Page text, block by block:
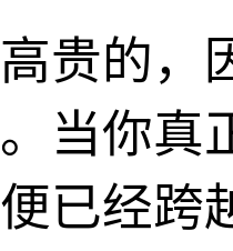
贵的，
当你真
已经跨